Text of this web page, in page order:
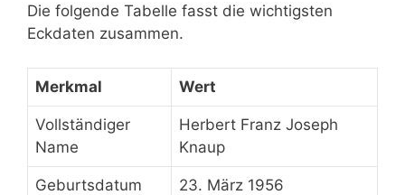
Die folgende Tabelle fasst die wichtigsten
Eckdaten zusammen.
Schnellüberblick:
Herbert
Knaup
Merkmal Wert
Vollständiger
Name
Herbert Franz Joseph
Knaup
Geburtsdatum 23. März 1956